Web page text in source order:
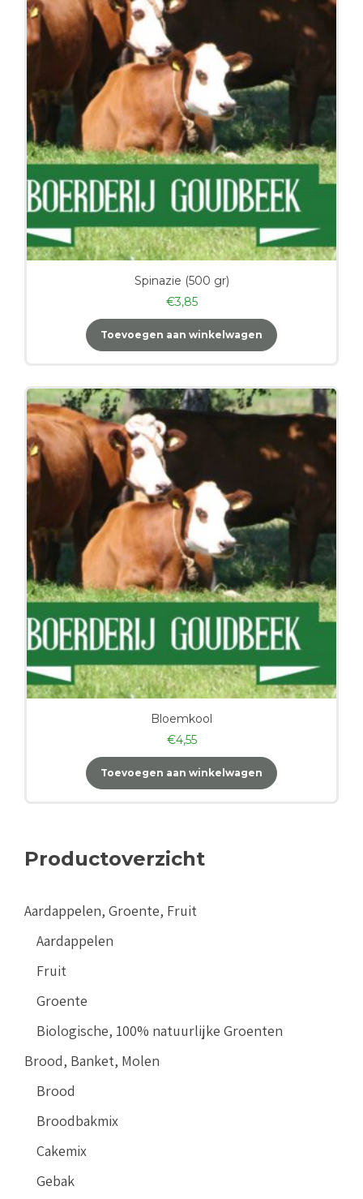
Spinazie (500 gr)
€3,85
Toevoegen aan winkelwagen
Bloemkool
€4,55
Toevoegen aan winkelwagen
Productoverzicht
Aardappelen, Groente, Fruit
Aardappelen
Fruit
Groente
Biologische, 100% natuurlijke Groenten
Brood, Banket, Molen
Brood
Broodbakmix
Cakemix
Gebak